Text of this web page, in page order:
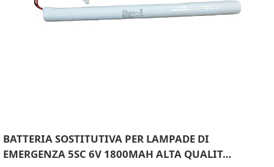
BATTERIA SOSTITUTIVA PER LAMPADE DI
EMERGENZA 5SC 6V 1800MAH ALTA QUALIT…